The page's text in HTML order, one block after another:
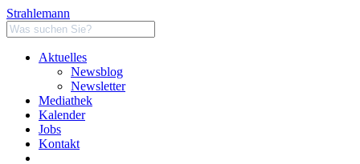
Strahlemann
Aktuelles
Newsblog
Newsletter
Mediathek
Kalender
Jobs
Kontakt